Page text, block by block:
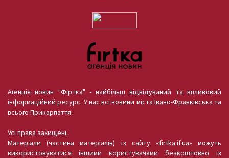
Агенція новин "Фіртка" - найбільш відвідуваний та впливовий
інформаційний ресурс. У нас всі новини міста Івано-Франківська та
всього Прикарпаття.
Усі права захищені.
Матеріали (частина матеріалів) із сайту «firtka.if.ua» можуть
використовуватися іншими користувачами безкоштовно із